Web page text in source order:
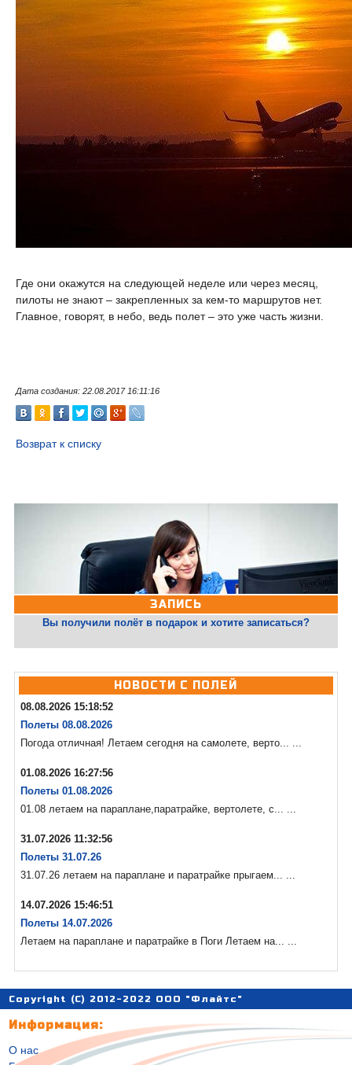
Где они окажутся на следующей неделе или через месяц,
пилоты не знают – закрепленных за кем-то маршрутов нет.
Главное, говорят, в небо, ведь полет – это уже часть жизни.
Дата создания: 22.08.2017 16:11:16
Возврат к списку
ЗАПИСЬ
Вы получили полёт в подарок и хотите записаться?
НОВОСТИ С ПОЛЕЙ
08.08.2026 15:18:52
Полеты 08.08.2026
Погода отличная! Летаем сегодня на самолете, верто... ...
01.08.2026 16:27:56
Полеты 01.08.2026
01.08 летаем на параплане,паратрайке, вертолете, с... ...
31.07.2026 11:32:56
Полеты 31.07.26
31.07.26 летаем на параплане и паратрайке прыгаем... ...
14.07.2026 15:46:51
Полеты 14.07.2026
Летаем на параплане и паратрайке в Поги Летаем на... ...
Copyright (C) 2012-2022 ООО "Флайтс"
Информация:
О нас